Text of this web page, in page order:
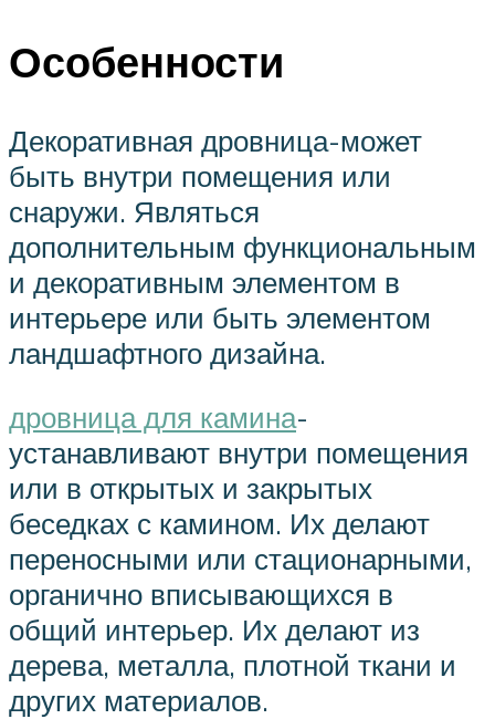
Особенности
Декоративная дровница-может
быть внутри помещения или
снаружи. Являться
дополнительным функциональным
и декоративным элементом в
интерьере или быть элементом
ландшафтного дизайна.
дровница для камина-
устанавливают внутри помещения
или в открытых и закрытых
беседках с камином. Их делают
переносными или стационарными,
органично вписывающихся в
общий интерьер. Их делают из
дерева, металла, плотной ткани и
других материалов.